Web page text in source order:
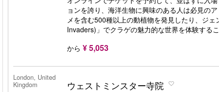
ョンを誇り、海洋生物に興味のある人は必見の
メを含む500種以上の動植物を発見したり、ジ
Invaders)」でクラゲの魅力的な世界を体験する
から ¥ 5,053
London, United
Kingdom
ウェストミンスター寺院